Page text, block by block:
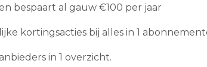
bespaart al gauw €100 per jaar
kortingsacties bij alles in 1
in 1 overzicht.